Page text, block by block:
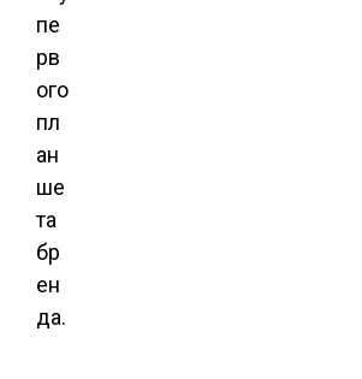
пе
рв
ого
пл
ан
ше
та
бр
ен
да.